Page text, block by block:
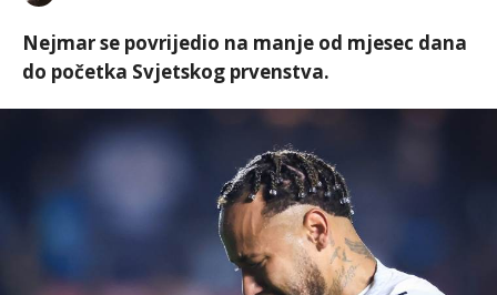
Nejmar se povrijedio na manje od mjesec dana
do početka Svjetskog prvenstva.